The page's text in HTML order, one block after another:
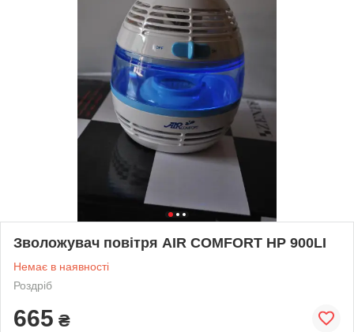
Зволожувач повітря AIR COMFORT HP 900LI
Немає в наявності
Роздріб
665 ₴